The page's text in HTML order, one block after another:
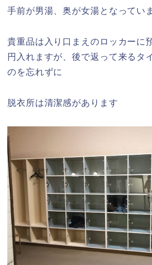
手前が男湯、奥が女湯となってい
貴重品は入り口まえのロッカーに
円入れますが、後で返って来るタ
のを忘れずに
脱衣所は清潔感があります